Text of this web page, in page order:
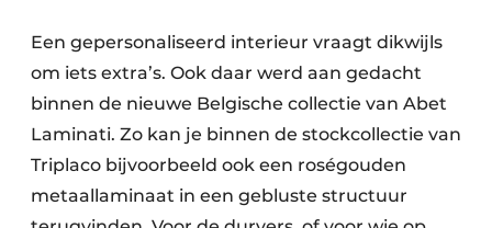
Een gepersonaliseerd interieur vraagt dikwijls
om iets extra’s. Ook daar werd aan gedacht
binnen de nieuwe Belgische collectie van Abet
Laminati. Zo kan je binnen de stockcollectie van
Triplaco bijvoorbeeld ook een roségouden
metaallaminaat in een gebluste structuur